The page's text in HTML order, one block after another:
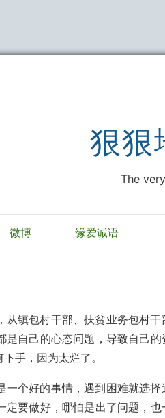
狠狠
The
微博 缘爱诚语
镇包村干部、扶贫业务包村
自己的心态问题，导致自己的
手，因为太烂了。
个好的事情，遇到困难就选
要做好，哪怕是出了问题，